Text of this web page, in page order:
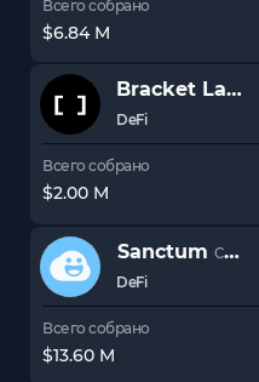
Всего собрано
$6.84 M
Bracket Labs
DeFi
Всего собрано
$2.00 M
SanctumCLOUD
DeFi
Всего собрано
$13.60 M